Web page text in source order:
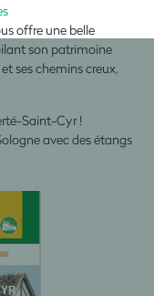
offre une belle
son patrimoine
ses chemins creux,
Saint-Cyr !
avec des étangs